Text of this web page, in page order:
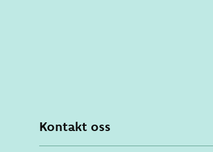
Kontakt oss